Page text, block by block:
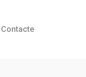
Contacte